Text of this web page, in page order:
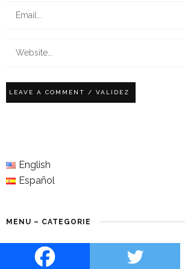
English
Español
MENU – CATEGORIE